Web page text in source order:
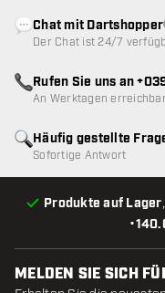
•
Produkte auf Lager
Häufig gestellte
Sofortige Antwort
Chat mit Dartshopper
Der Chat ist 24/7
Rufen Sie uns an
An Werktagen
MELDEN SIE SICH